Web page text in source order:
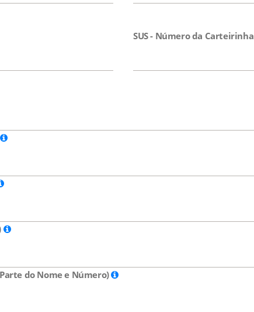
SUS - Número da Carteirinha
do Nome e Número)